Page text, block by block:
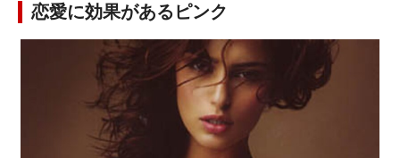
恋愛に効果があるピンク